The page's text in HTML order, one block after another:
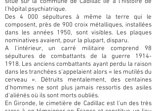
l’hôpital psychiatrique.
Des 4 000 sépultures à même la terre qui le
composent, près de 900 croix métalliques, installées
dans les années 1950, sont visibles. Les plaques
nominatives avaient, pour la plupart, disparu.
A l’intérieur, un carré militaire comprend 98
sépultures de combattants de la guerre 1914-
1918. Les anciens combattants ayant perdu la raison
dans les tranchées s'appelaient alors « les mutilés du
cerveau ». Détruits mentalement, des centaines
d'hommes ne sont plus jamais ressortis des asiles
d'aliénés où ils sont morts oubliés.
En Gironde, le cimetière de Cadillac est l'un des très